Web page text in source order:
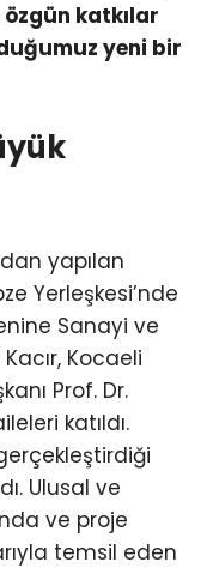
özgün katkılar
yeni bir
yapılan
Yerleşkesi’nde
Sanayi ve
Kocaeli
Prof. Dr.
katıldı.
Ulusal ve
ve proje
temsil eden